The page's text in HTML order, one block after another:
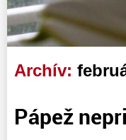
Komerčné blogy
Archív:
Pápež